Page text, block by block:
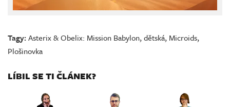
Tagy:Asterix & Obelix: Mission Babylon,dětská, Microids,
Plošinovka
LÍBIL SE TI ČLÁNEK?